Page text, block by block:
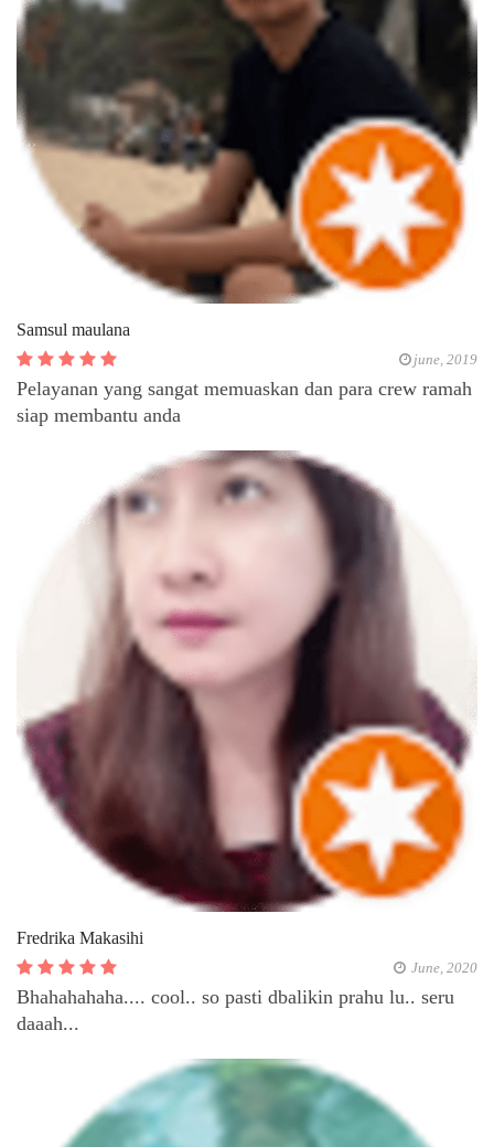
Samsul maulana
june, 2019
Pelayanan yang sangat memuaskan dan para crew ramah
siap membantu anda
Fredrika Makasihi
June, 2020
Bhahahahaha.... cool.. so pasti dbalikin prahu lu.. seru
daaah...